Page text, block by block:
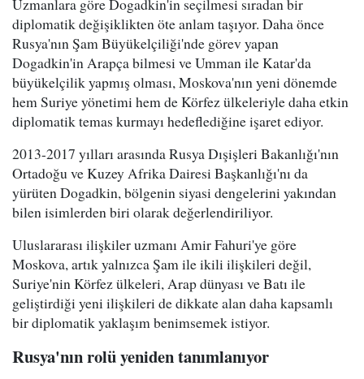
diplomatik değişiklikten öte anlam taşıyor. Daha önce
Rusya'nın Şam Büyükelçiliği'nde görev yapan
Dogadkin'in Arapça bilmesi ve Umman ile Katar'da
büyükelçilik yapmış olması, Moskova'nın yeni dönemde
hem Suriye yönetimi hem de Körfez ülkeleriyle daha etkin
diplomatik temas kurmayı hedeflediğine işaret ediyor.
2013-2017 yılları arasında Rusya Dışişleri Bakanlığı'nın
Ortadoğu ve Kuzey Afrika Dairesi Başkanlığı'nı da
yürüten Dogadkin, bölgenin siyasi dengelerini yakından
bilen isimlerden biri olarak değerlendiriliyor.
Uluslararası ilişkiler uzmanı Amir Fahuri'ye göre
Moskova, artık yalnızca Şam ile ikili ilişkileri değil,
Suriye'nin Körfez ülkeleri, Arap dünyası ve Batı ile
geliştirdiği yeni ilişkileri de dikkate alan daha kapsamlı
bir diplomatik yaklaşım benimsemek istiyor.
Rusya'nın rolü yeniden tanımlanıyor